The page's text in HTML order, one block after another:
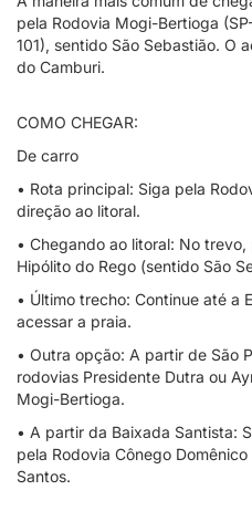
pela Rodovia Mogi-Bertioga
101), sentido São Sebastião. O
do Camburi.
COMO CHEGAR:
De carro
• Rota principal: Siga pela
direção ao litoral.
• Chegando ao litoral: No
Hipólito do Rego (sentido São
• Último trecho: Continue até a
acessar a praia.
• Outra opção: A partir de São
rodovias Presidente Dutra ou
Mogi-Bertioga.
• A partir da Baixada Santista:
pela Rodovia Cônego
Santos.